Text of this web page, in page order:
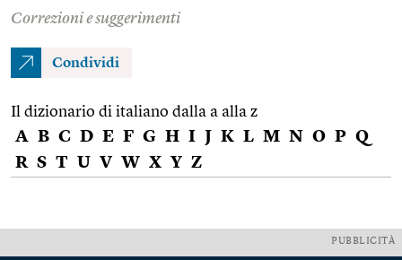
Correzioni e suggerimenti
Condividi
Il dizionario di italiano dalla a alla z
A B C D E F G H I J K L M N O P Q
R S T U V W X Y Z
PUBBLICITÀ